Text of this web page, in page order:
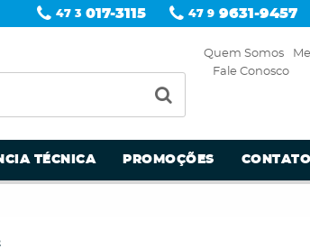
47 3 017-3115 47 9 9631-9457
Quem Somos
Fale Conosco
TÉCNICA PROMOÇÕES CONTATO